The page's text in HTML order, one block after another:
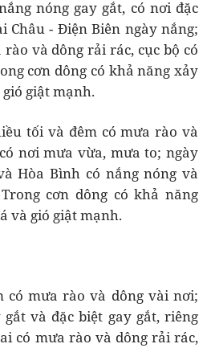
nóng gay gắt, có nơi đặc
Châu - Điện Biên ngày nắng;
và dông rải rác, cục bộ có
cơn dông có khả năng xảy
giật mạnh.
tối và đêm có mưa rào và
nơi mưa vừa, mưa to; ngày
Hòa Bình có nắng nóng và
cơn dông có khả năng
và gió giật mạnh.
có mưa rào và dông vài nơi;
và đặc biệt gay gắt, riêng
có mưa rào và dông rải rác,